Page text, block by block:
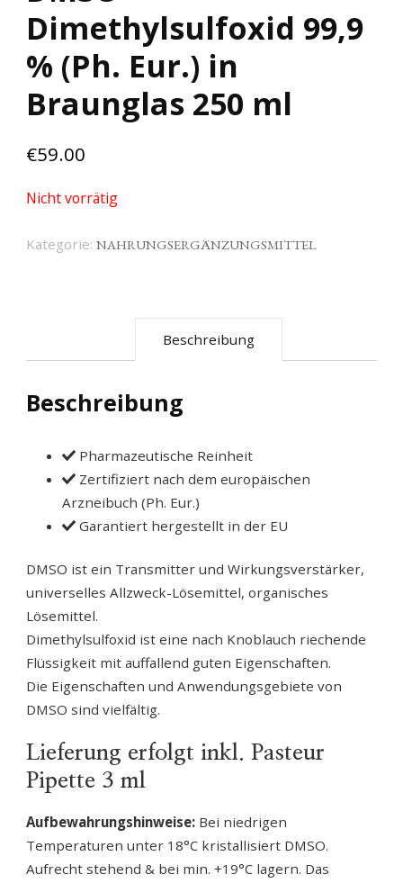
Dimethylsulfoxid 99,9
% (Ph. Eur.) in
Braunglas 250 ml
€59.00
Nicht vorrätig
Kategorie: NAHRUNGSERGÄNZUNGSMITTEL
Beschreibung
Beschreibung
Pharmazeutische Reinheit
Zertifiziert nach dem europäischen
Arzneibuch (Ph. Eur.)
Garantiert hergestellt in der EU
DMSO ist ein Transmitter und Wirkungsverstärker,
universelles Allzweck-Lösemittel, organisches
Lösemittel.
Dimethylsulfoxid ist eine nach Knoblauch riechende
Flüssigkeit mit auffallend guten Eigenschaften.
Die Eigenschaften und Anwendungsgebiete von
DMSO sind vielfältig.
Lieferung erfolgt inkl. Pasteur
Pipette 3 ml
Aufbewahrungshinweise: Bei niedrigen
Temperaturen unter 18°C kristallisiert DMSO.
Aufrecht stehend & bei min. +19°C lagern. Das